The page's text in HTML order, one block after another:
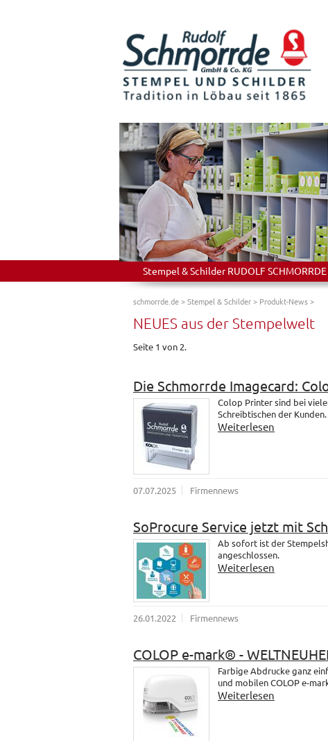
Stempel & Schilder RUDOLF
schmorrde.de>Stempel & Schilder> Produkt-News>
NEUES aus der Stempelwelt
Seite 1 von 2.
Die Schmorrde Imagecard:
Colop Printer sind bei
Schreibtischen der
Weiterlesen
07.07.2025 Firmennews
SoProcure Service jetzt mit
Ab sofort ist der
angeschlossen.
Weiterlesen
26.01.2022 Firmennews
COLOP e-mark® -
Farbige Abdrucke ganz
und mobilen COLOP e-
Weiterlesen